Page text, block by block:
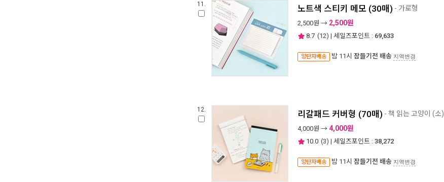
11. 노트색 스티키 메모 (30매) - 가로형
2,500원 → 2,500원
8.7 (12) | 세일즈포인트 : 69,633
양탄자배송 밤 11시 잠들기전 배송 지역변경
12. 리갈패드 커버형 (70매) - 책 읽는 고양이 (소)
4,000원 → 4,000원
10.0 (3) | 세일즈포인트 : 38,272
양탄자배송 밤 11시 잠들기전 배송 지역변경